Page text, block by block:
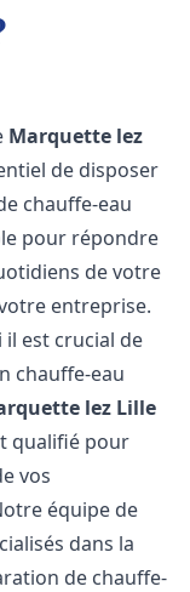
Marquette lez
de disposer
chauffe-eau
pour répondre
de votre
entreprise.
est crucial de
chauffe-eau
lez Lille
qualifié pour
vos
équipe de
dans la
de chauffe-